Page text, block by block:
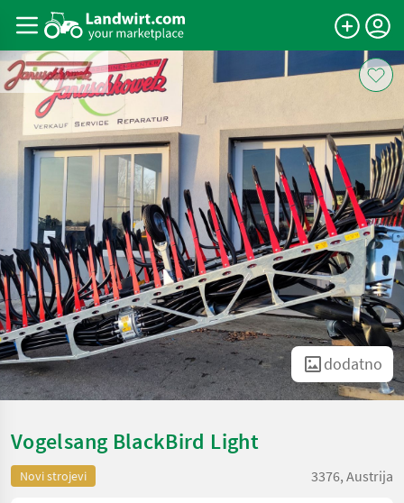
dodatno
Vogelsang BlackBird Light
Novi strojevi 3376, Austrija